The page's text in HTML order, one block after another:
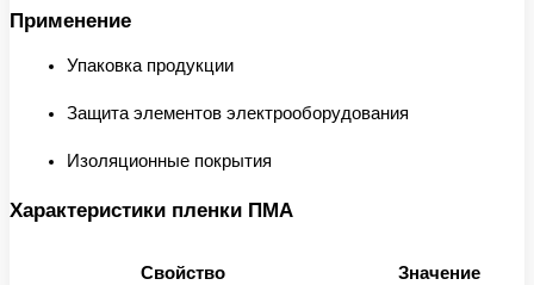
Применение
Упаковка продукции
Защита элементов электрооборудования
Изоляционные покрытия
Характеристики пленки ПМА
Свойство Значение